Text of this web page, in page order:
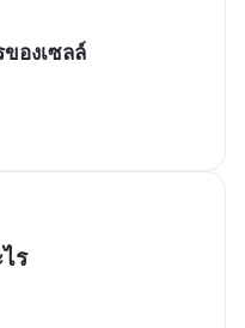
องเซลล์
ร